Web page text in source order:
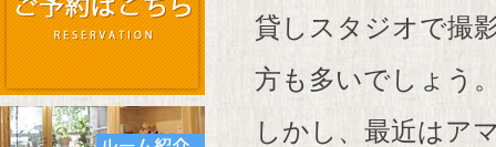
貸しスタジオで撮
方も多いでしょう
しかし、最近はア